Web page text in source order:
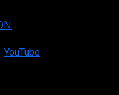
YouTube